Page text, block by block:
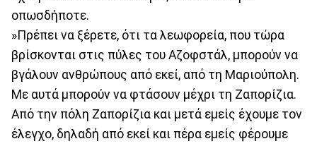
οπωσδήποτε.
»Πρέπει να ξέρετε, ότι τα λεωφορεία, που τώρα
βρίσκονται στις πύλες του Αζοφστάλ, μπορούν να
βγάλουν ανθρώπους από εκεί, από τη Μαριούπολη.
Με αυτά μπορούν να φτάσουν μέχρι τη Ζαπορίζια.
Από την πόλη Ζαπορίζια και μετά εμείς έχουμε τον
έλεγχο, δηλαδή από εκεί και πέρα εμείς φέρουμε